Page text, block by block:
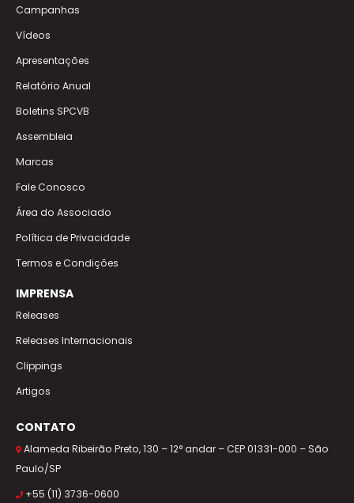
Campanhas
Vídeos
Apresentações
Relatório Anual
Boletins SPCVB
Assembleia
Marcas
Fale Conosco
Área do Associado
Política de Privacidade
Termos e Condições
IMPRENSA
Releases
Releases Internacionais
Clippings
Artigos
CONTATO
Alameda Ribeirão Preto, 130 – 12° andar – CEP 01331-000 – São
Paulo/SP
+55 (11) 3736-0600